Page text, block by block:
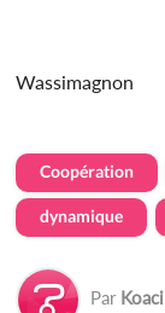
Wassimagnon
Coopération
dynamique
Par Koaci